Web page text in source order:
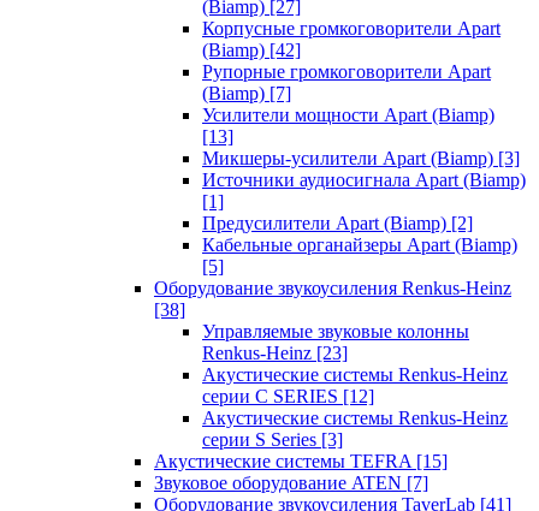
(Biamp) [27]
Корпусные громкоговорители Apart
(Biamp) [42]
Рупорные громкоговорители Apart
(Biamp) [7]
Усилители мощности Apart (Biamp)
[13]
Микшеры-усилители Apart (Biamp) [3]
Источники аудиосигнала Apart (Biamp)
[1]
Предусилители Apart (Biamp) [2]
Кабельные органайзеры Apart (Biamp)
[5]
Оборудование звукоусиления Renkus-Heinz
[38]
Управляемые звуковые колонны
Renkus-Heinz [23]
Акустические системы Renkus-Heinz
серии C SERIES [12]
Акустические системы Renkus-Heinz
серии S Series [3]
Акустические системы TEFRA [15]
Звуковое оборудование ATEN [7]
Оборудование звукоусиления TaverLab [41]